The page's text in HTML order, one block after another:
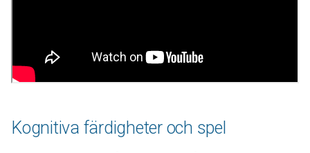
Kognitiva färdigheter och spel